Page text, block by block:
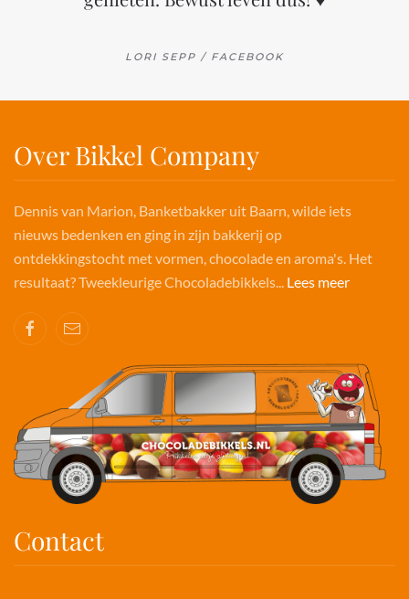
LORI SEPP / FACEBOOK
Over Bikkel Company
Dennis van Marion, Banketbakker uit Baarn, wilde iets
nieuws bedenken en ging in zijn bakkerij op
ontdekkingstocht met vormen, chocolade en aroma's. Het
resultaat? Tweekleurige Chocoladebikkels... Lees meer
Contact